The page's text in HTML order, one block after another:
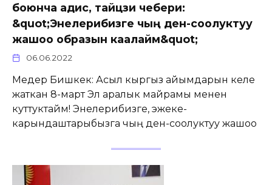
боюнча адис, тайцзи чебери:
&quot;Энелерибизге чың ден-соолуктуу
жашоо образын каалайм&quot;
06.06.2022
Медер Бишкек: Асыл кыргыз айымдарын келе
жаткан 8-март Эл аралык майрамы менен
куттуктайм! Энелерибизге, эжеке-
карындаштарыбызга чың ден-соолуктуу жашоо